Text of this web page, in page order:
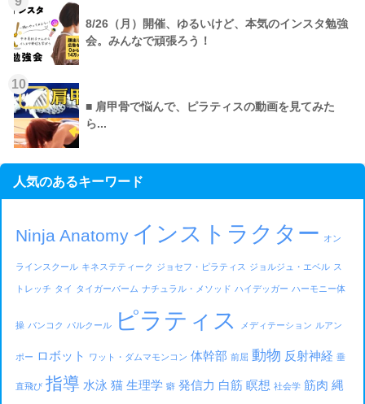
8/26（月）開催、ゆるいけど、本気のインスタ勉強
会。みんなで頑張ろう！
10
■ 肩甲骨で悩んで、ピラティスの動画を見てみた
ら...
人気のあるキーワード
Ninja Anatomy インストラクター オン
ラインスクール キネステティーク ジョセフ・ピラティス ジョルジュ・エベル ス
トレッチ タイ タイガーバーム ナチュラル・メソッド ハイデッガー ハーモニー体
操 バンコク パルクール ピラティス メディテーション ルアン
ポー ロボット ワット・ダムマモンコン 体幹部 前屈 動物 反射神経 垂
直飛び 指導 水泳 猫 生理学 癖 発信力 白筋 瞑想 社会学 筋肉 縄